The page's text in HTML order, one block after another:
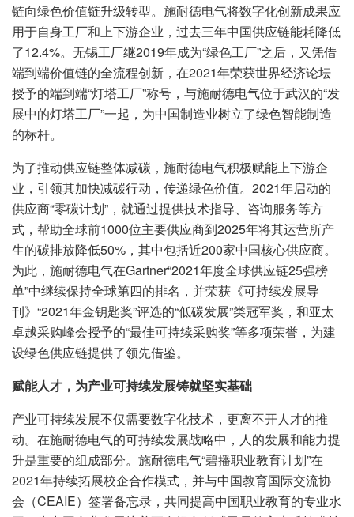
链向绿色价值链升级转型。施耐德电气将数字化创新成果应
用于自身工厂和上下游企业，过去三年中国供应链能耗降低
了12.4%。无锡工厂继2019年成为“绿色工厂”之后，又凭借
端到端价值链的全流程创新，在2021年荣获世界经济论坛
授予的端到端“灯塔工厂”称号，与施耐德电气位于武汉的“发
展中的灯塔工厂”一起，为中国制造业树立了绿色智能制造
的标杆。
为了推动供应链整体减碳，施耐德电气积极赋能上下游企
业，引领其加快减碳行动，传递绿色价值。2021年启动的
供应商“零碳计划”，就通过提供技术指导、咨询服务等方
式，帮助全球前1000位主要供应商到2025年将其运营所产
生的碳排放降低50%，其中包括近200家中国核心供应商。
为此，施耐德电气在Gartner“2021年度全球供应链25强榜
单”中继续保持全球第四的排名，并荣获《可持续发展导
刊》“2021年金钥匙奖”评选的“低碳发展”类冠军奖，和亚太
卓越采购峰会授予的“最佳可持续采购奖”等多项荣誉，为建
设绿色供应链提供了领先借鉴。
赋能人才，为产业可持续发展铸就坚实基础
产业可持续发展不仅需要数字化技术，更离不开人才的推
动。在施耐德电气的可持续发展战略中，人的发展和能力提
升是重要的组成部分。施耐德电气“碧播职业教育计划”在
2021年持续拓展校企合作模式，并与中国教育国际交流协
会（CEAIE）签署备忘录，共同提高中国职业教育的专业水